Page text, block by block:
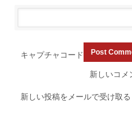
キャプチャコード
新しいコメ
新しい投稿をメールで受け取る